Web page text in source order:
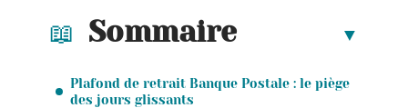
Sommaire
Plafond de retrait Banque Postale : le piège
des jours glissants